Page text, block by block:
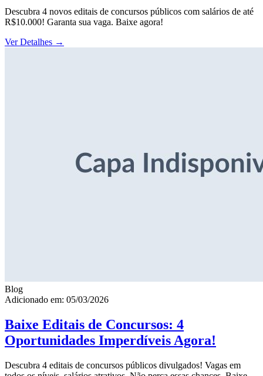
Descubra 4 novos editais de concursos públicos com salários de até
R$10.000! Garanta sua vaga. Baixe agora!
Ver Detalhes →
Blog
Adicionado em: 05/03/2026
Baixe Editais de Concursos: 4
Oportunidades Imperdíveis Agora!
Descubra 4 editais de concursos públicos divulgados! Vagas em